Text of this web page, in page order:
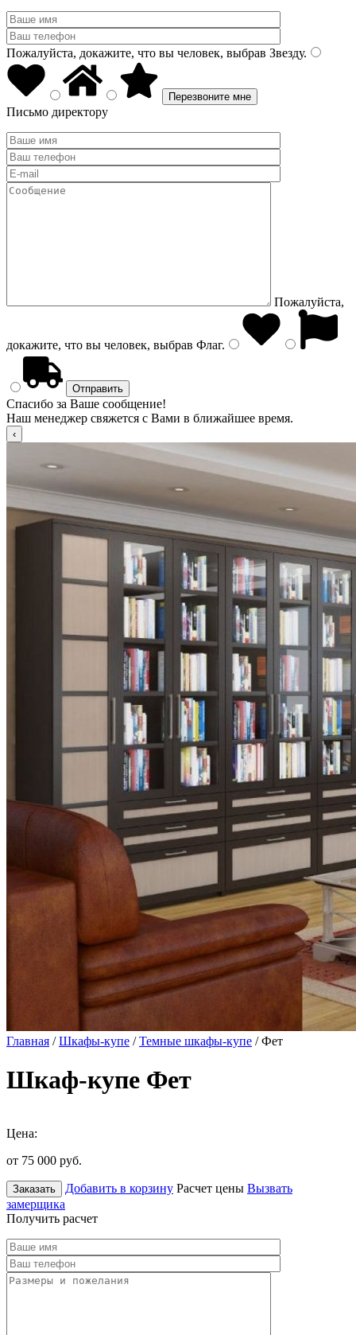
Пожалуйста, докажите, что вы человек, выбрав Звезду.
Письмо директору
Пожалуйста,
докажите, что вы человек, выбрав Флаг.
Спасибо за Ваше сообщение!
Наш менеджер свяжется с Вами в ближайшее время.
Главная /Шкафы-купе /Темные шкафы-купе / Фет
Шкаф-купе Фет
Цена:
от 75 000 руб.
Заказать Добавить в корзину Расчет цены Вызвать
замерщика
Получить расчет